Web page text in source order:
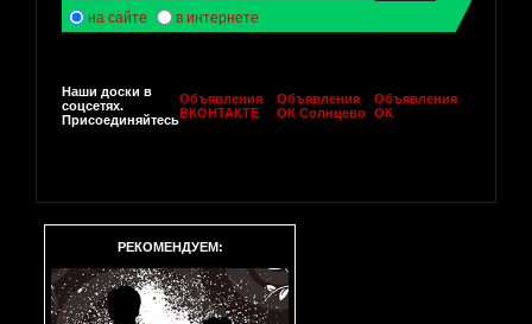
на сайте в интернете
Наши доски в
соцсетях.
Присоединяйтесь
Объявления
ВКОНТАКТЕ
Объявления
ОК Солнцево
Объявления
ОК
РЕКОМЕНДУЕМ: